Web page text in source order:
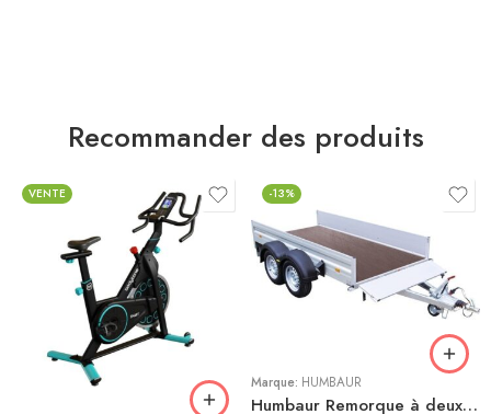
Recommander des produits
VENTE
Gris
-13%
Marque: HUMBAUR
Humbaur Remorque à deux essieux Alumaster Tandem 2500 3030x1500x350mm freinée poids total adm. 2500kg